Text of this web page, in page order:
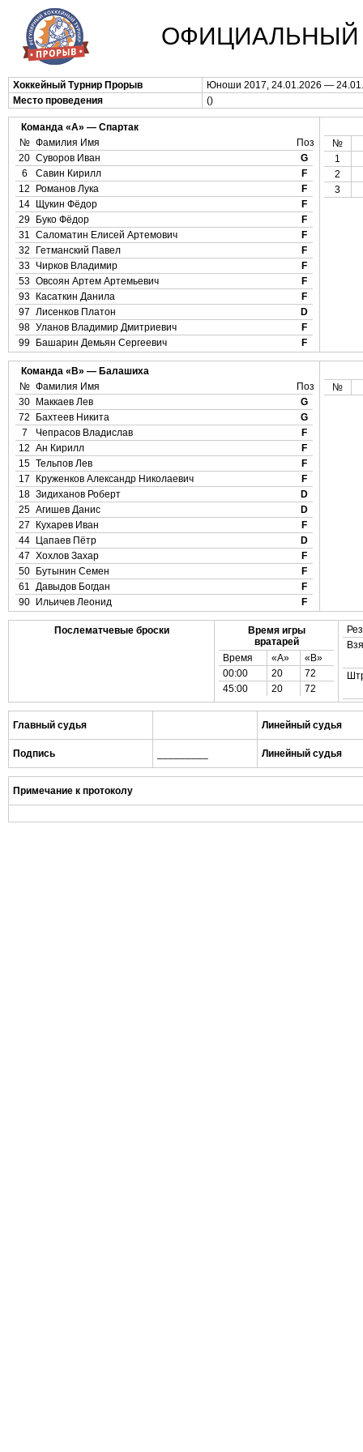
ОФИЦИАЛЬНЫЙ
Хоккейный Турнир Прорыв
Юноши 2017, 24.01.2026 —
Место проведения
()
Команда «А» — Спартак
№ Фамилия Имя
Поз
20 Суворов Иван
G
6
Савин Кирилл
F
12
Романов Лука
F
14
Щукин Фёдор
F
29
Буко Фёдор
F
31 Саломатин Елисей Артемович
F
32
Гетманский Павел
F
33 Чирков Владимир
F
53 Овсоян Артем Артемьевич
F
93
Касаткин Данила
F
97 Лисенков Платон
D
98 Уланов Владимир Дмитриевич
F
99
Башарин Демьян Сергеевич F
№
1
2
3
Команда «B» — Балашиха
№ Фамилия Имя
Поз
30
Маккаев Лев
G
72
Бахтеев Никита
G
7
Чепрасов Владислав
F
12 Ан Кирилл
F
15 Тельпов Лев
F
17
Круженков Александр Николаевич
F
18 Зидиханов Роберт
D
25 Агишев Данис
D
27
Кухарев Иван
F
44
Цапаев Пётр
D
47 Хохлов Захар
F
50
Бутынин Семен
F
61 Давыдов Богдан
F
90
Ильичев Леонид F
№
Послематчевые броски
Время игры
вратарей
Время
«А»
«B»
00:00
20
72
45:00
20 72
Главный судья Линейный судья
Подпись Линейный судья
Примечание к протоколу